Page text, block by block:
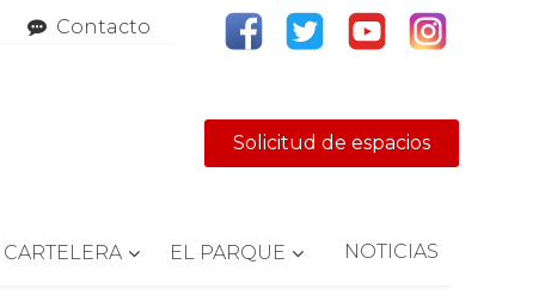
Contacto
Solicitud de espacios
CARTELERA EL PARQUE NOTICIAS